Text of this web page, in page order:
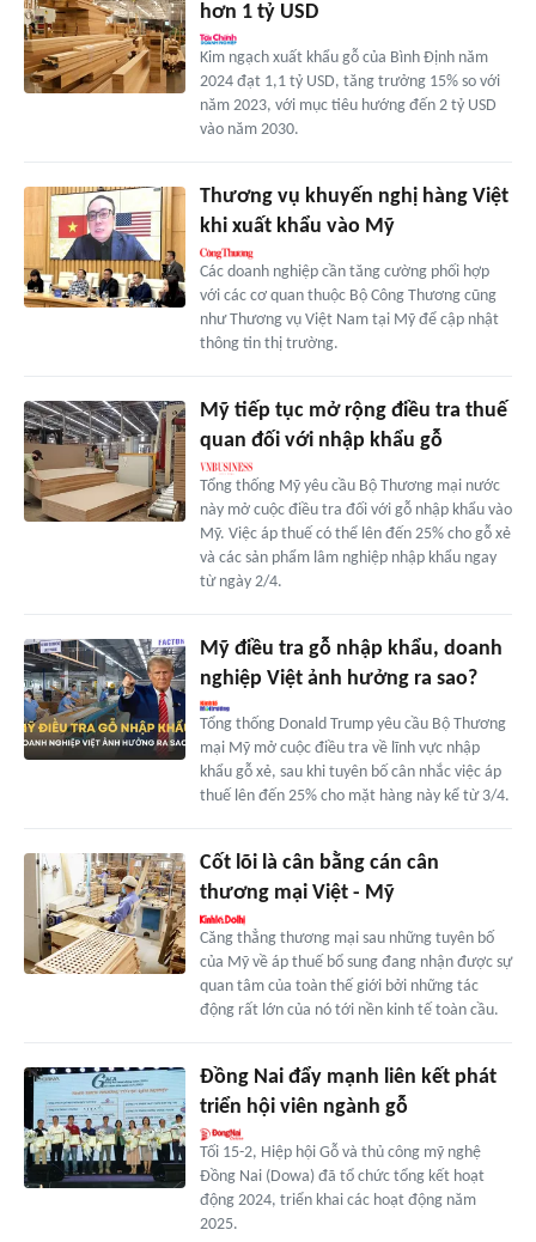
hơn 1 tỷ USD
Kim ngạch xuất khẩu gỗ của Bình Định năm
2024 đạt 1,1 tỷ USD, tăng trưởng 15% so với
năm 2023, với mục tiêu hướng đến 2 tỷ USD
vào năm 2030.
Thương vụ khuyến nghị hàng Việt
khi xuất khẩu vào Mỹ
Các doanh nghiệp cần tăng cường phối hợp
với các cơ quan thuộc Bộ Công Thương cũng
như Thương vụ Việt Nam tại Mỹ để cập nhật
thông tin thị trường.
Mỹ tiếp tục mở rộng điều tra thuế
quan đối với nhập khẩu gỗ
Tổng thống Mỹ yêu cầu Bộ Thương mại nước
này mở cuộc điều tra đối với gỗ nhập khẩu vào
Mỹ. Việc áp thuế có thể lên đến 25% cho gỗ xẻ
và các sản phẩm lâm nghiệp nhập khẩu ngay
từ ngày 2/4.
Mỹ điều tra gỗ nhập khẩu, doanh
nghiệp Việt ảnh hưởng ra sao?
Tổng thống Donald Trump yêu cầu Bộ Thương
mại Mỹ mở cuộc điều tra về lĩnh vực nhập
khẩu gỗ xẻ, sau khi tuyên bố cân nhắc việc áp
thuế lên đến 25% cho mặt hàng này kể từ 3/4.
Cốt lõi là cân bằng cán cân
thương mại Việt - Mỹ
Căng thẳng thương mại sau những tuyên bố
của Mỹ về áp thuế bổ sung đang nhận được sự
quan tâm của toàn thế giới bởi những tác
động rất lớn của nó tới nền kinh tế toàn cầu.
Đồng Nai đẩy mạnh liên kết phát
triển hội viên ngành gỗ
Tối 15-2, Hiệp hội Gỗ và thủ công mỹ nghệ
Đồng Nai (Dowa) đã tổ chức tổng kết hoạt
động 2024, triển khai các hoạt động năm
2025.